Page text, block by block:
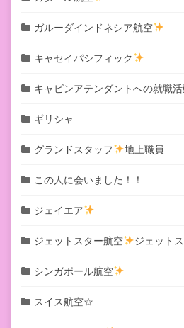
ガルーダインドネシア航空
キャセイパシフィック
キャビンアテンダントへの就職
ギリシャ
グランドスタッフ 地上職員
この人に会いました！！
ジェイエア
ジェットスター航空 ジェット
シンガポール航空
スイス航空☆